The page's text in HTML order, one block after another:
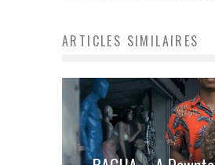
ARTICLES SIMILAIRES